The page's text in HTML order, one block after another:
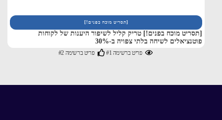
[תסריט מוכח בפנים!]
[תסריט מוכח בפנים!] טריק קליל לשיפור היענות של לקוחות
פוטנציאלים לשיחה בלתי צפויה ב-30%
פריט ברשימה #1 פריט ברשימה #2